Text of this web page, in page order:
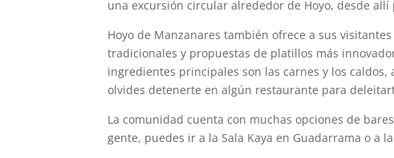
una excursión circular alrededor de Hoyo, desde
Hoyo de Manzanares también ofrece a sus
tradicionales y propuestas de platillos más
ingredientes principales son las carnes y los caldos,
olvides detenerte en algún restaurante para
La comunidad cuenta con muchas opciones de
gente, puedes ir a la Sala Kaya en Guadarrama o a